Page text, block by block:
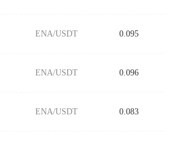
ENA/USDT 0.095
ENA/USDT 0.096
ENA/USDT 0.083